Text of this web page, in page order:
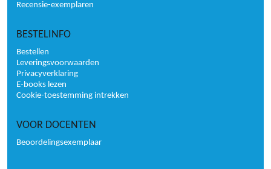
Recensie-exemplaren
BESTELINFO
Bestellen
Leveringsvoorwaarden
Privacyverklaring
E-books lezen
Cookie-toestemming intrekken
VOOR DOCENTEN
Beoordelingsexemplaar